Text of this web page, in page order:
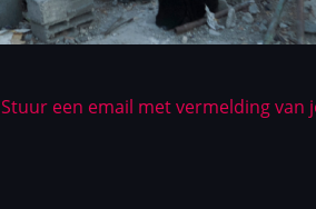
Stuur een email met vermelding van